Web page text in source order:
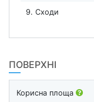
9. Сходи
ПОВЕРХНІ
Корисна площа